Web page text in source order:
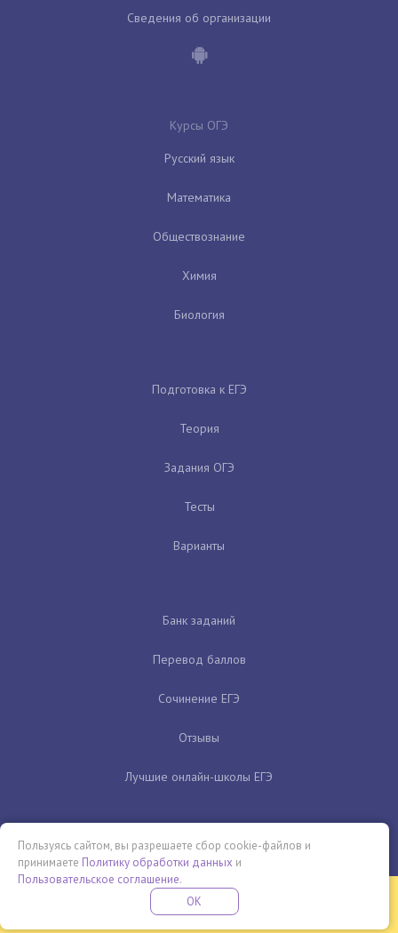
Сведения об организации
Курсы ОГЭ
Русский язык
Математика
Обществознание
Химия
Биология
Подготовка к ЕГЭ
Теория
Задания ОГЭ
Тесты
Варианты
Банк заданий
Перевод баллов
Сочинение ЕГЭ
Отзывы
Лучшие онлайн-школы ЕГЭ
Бесплатная летняя школа
ПРОВЕДИ ЭТО ЛЕТО С ПОЛЬЗОЙ
Пользуясь сайтом, вы разрешаете сбор cookie-файлов и
принимаете Политику обработки данных и
Пользовательское соглашение.
OK